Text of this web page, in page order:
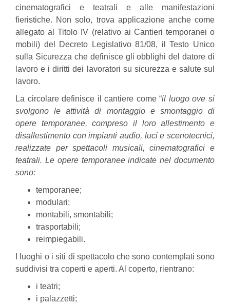
cinematografici e teatrali e alle manifestazioni
fieristiche. Non solo, trova applicazione anche come
allegato al Titolo IV (relativo ai Cantieri temporanei o
mobili) del Decreto Legislativo 81/08, il Testo Unico
sulla Sicurezza che definisce gli obblighi del datore di
lavoro e i diritti dei lavoratori su sicurezza e salute sul
lavoro.
La circolare definisce il cantiere come “il luogo ove si
svolgono le attività di montaggio e smontaggio di
opere temporanee, compreso il loro allestimento e
disallestimento con impianti audio, luci e scenotecnici,
realizzate per spettacoli musicali, cinematografici e
teatrali. Le opere temporanee indicate nel documento
sono:
temporanee;
modulari;
montabili, smontabili;
trasportabili;
reimpiegabili.
I luoghi o i siti di spettacolo che sono contemplati sono
suddivisi tra coperti e aperti. Al coperto, rientrano:
i teatri;
i palazzetti;